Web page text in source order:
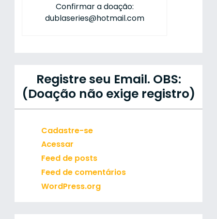
Confirmar a doação:
dublaseries@hotmail.com
Registre seu Email. OBS:
(Doação não exige registro)
Cadastre-se
Acessar
Feed de posts
Feed de comentários
WordPress.org